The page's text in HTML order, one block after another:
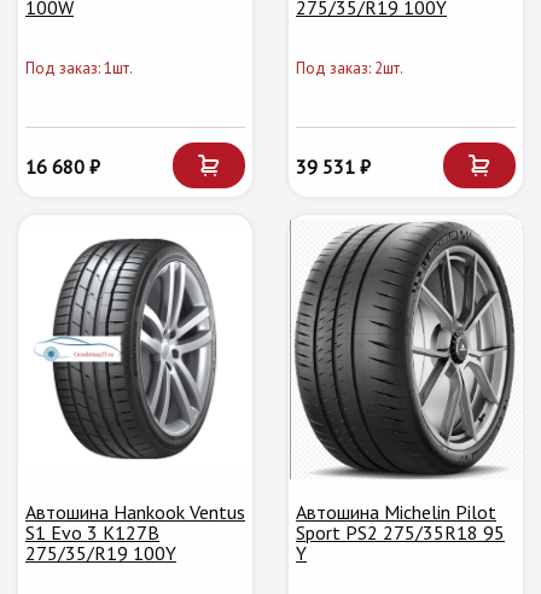
100W
Под заказ: 1шт.
16 680 ₽
275/35/R19 100Y
Под заказ: 2шт.
39 531 ₽
Автошина Hankook Ventus
S1 Evo 3 K127B
275/35/R19 100Y
Автошина Michelin Pilot
Sport PS2 275/35R18 95
Y